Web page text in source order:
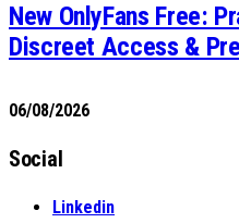
New OnlyFans Free:
Discreet Access &
06/08/2026
Social
Linkedin